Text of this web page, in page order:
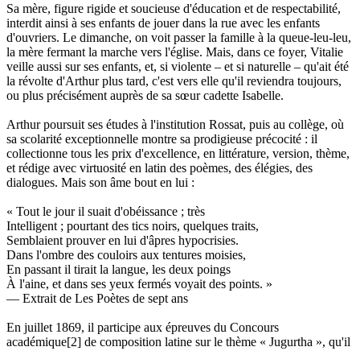
Sa mère, figure rigide et soucieuse d'éducation et de respectabilité,
interdit ainsi à ses enfants de jouer dans la rue avec les enfants
d'ouvriers. Le dimanche, on voit passer la famille à la queue-leu-leu,
la mère fermant la marche vers l'église. Mais, dans ce foyer, Vitalie
veille aussi sur ses enfants, et, si violente – et si naturelle – qu'ait été
la révolte d'Arthur plus tard, c'est vers elle qu'il reviendra toujours,
ou plus précisément auprès de sa sœur cadette Isabelle.
Arthur poursuit ses études à l'institution Rossat, puis au collège, où
sa scolarité exceptionnelle montre sa prodigieuse précocité : il
collectionne tous les prix d'excellence, en littérature, version, thème,
et rédige avec virtuosité en latin des poèmes, des élégies, des
dialogues. Mais son âme bout en lui :
« Tout le jour il suait d'obéissance ; très
Intelligent ; pourtant des tics noirs, quelques traits,
Semblaient prouver en lui d'âpres hypocrisies.
Dans l'ombre des couloirs aux tentures moisies,
En passant il tirait la langue, les deux poings
À l'aine, et dans ses yeux fermés voyait des points. »
— Extrait de Les Poètes de sept ans
En juillet 1869, il participe aux épreuves du Concours
académique[2] de composition latine sur le thème « Jugurtha », qu'il